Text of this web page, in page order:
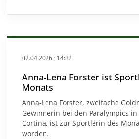
02.04.2026 · 14:32
Anna-Lena Forster ist
Monats
Anna-Lena Forster, zweifache
Gewinnerin bei den Paralympics
Cortina, ist zur Sportlerin des
worden.